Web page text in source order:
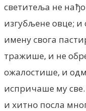
светитеља не
изгубљене овце; и
имену свога
тражише, и не
ожалостише, и
испричаше му
и хитно посла